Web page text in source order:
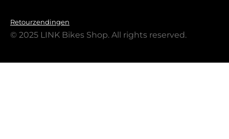
Retourzendingen
© 2025 LINK Bikes Shop. All rights reserved.